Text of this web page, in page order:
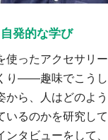
発的な学び
使ったアクセサリ
り――趣味でこうし
から、人はどのよ
いるのかを研究し
ンタビューをして